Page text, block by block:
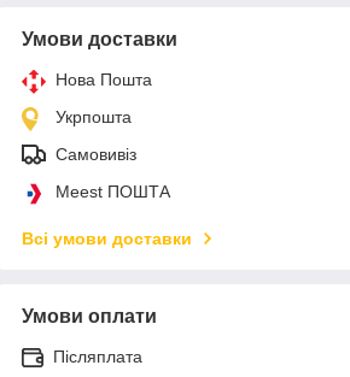
Умови доставки
Нова Пошта
Укрпошта
Самовивіз
Meest ПОШТА
Всі умови доставки
Умови оплати
Післяплата